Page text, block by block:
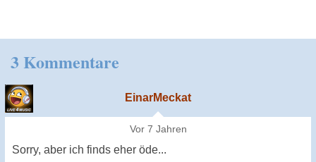
3 Kommentare
EinarMeckat
Vor 7 Jahren
Sorry, aber ich finds eher öde...